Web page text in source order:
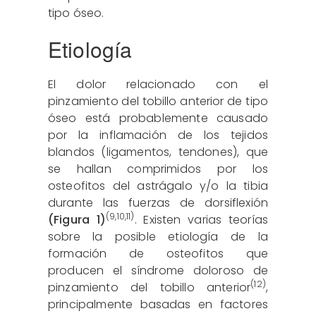
tipo óseo.
Etiología
El dolor relacionado con el
pinzamiento del tobillo anterior de tipo
óseo está probablemente causado
por la inflamación de los tejidos
blandos (ligamentos, tendones), que
se hallan comprimidos por los
osteofitos del astrágalo y/o la tibia
durante las fuerzas de dorsiflexión
(Figura 1)(9,10,11). Existen varias teorías
sobre la posible etiología de la
formación de osteofitos que
producen el síndrome doloroso de
pinzamiento del tobillo anterior(12),
principalmente basadas en factores